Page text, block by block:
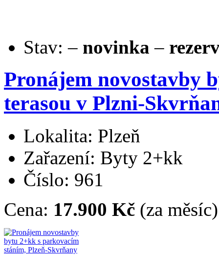
Stav: – novinka –
Pronájem novostavby
terasou v Plzni-
Lokalita: Plzeň
Zařazení: Byty 2+kk
Číslo: 961
Cena: 17.900 Kč (za měsíc)